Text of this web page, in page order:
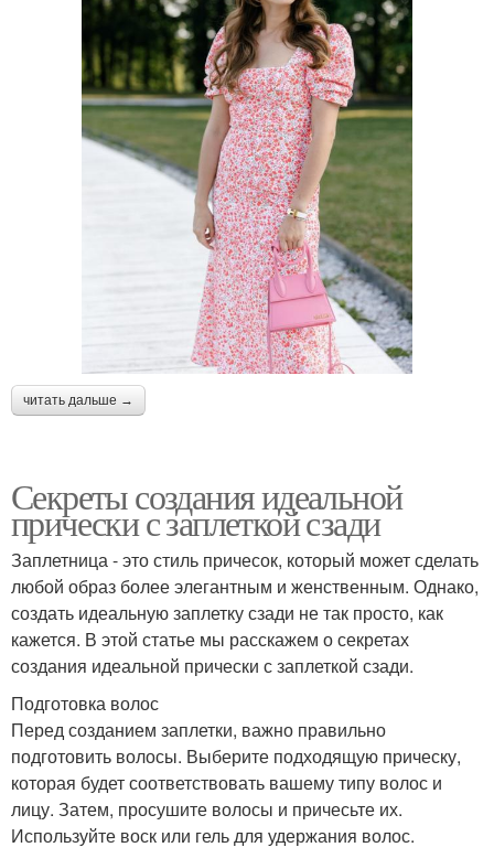
читать дальше →
Секреты создания идеальной
прически с заплеткой сзади
Заплетница - это стиль причесок, который может сделать
любой образ более элегантным и женственным. Однако,
создать идеальную заплетку сзади не так просто, как
кажется. В этой статье мы расскажем о секретах
создания идеальной прически с заплеткой сзади.
Подготовка волос
Перед созданием заплетки, важно правильно
подготовить волосы. Выберите подходящую прическу,
которая будет соответствовать вашему типу волос и
лицу. Затем, просушите волосы и причесьте их.
Используйте воск или гель для удержания волос.